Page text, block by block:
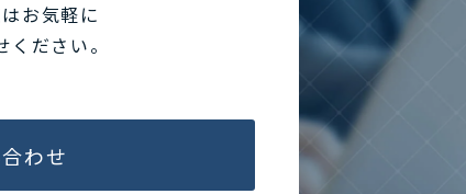
お気軽に
ださい。
わせ